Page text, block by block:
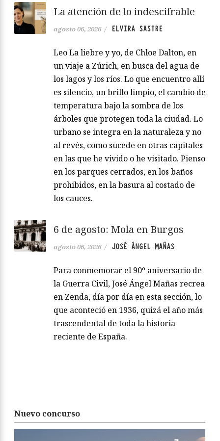
La atención de lo indescifrable
agosto 06, 2026 / ELVIRA SASTRE
Leo La liebre y yo, de Chloe Dalton, en
un viaje a Zúrich, en busca del agua de
los lagos y los ríos. Lo que encuentro allí
es silencio, un brillo limpio, el cambio de
temperatura bajo la sombra de los
árboles que protegen toda la ciudad. Lo
urbano se integra en la naturaleza y no
al revés, como sucede en otras capitales
en las que he vivido o he visitado. Pienso
en los parques cerrados, en los baños
prohibidos, en la basura al costado de
los cauces.
6 de agosto: Mola en Burgos
agosto 06, 2026 / JOSÉ ÁNGEL MAÑAS
Para conmemorar el 90º aniversario de
la Guerra Civil, José Ángel Mañas recrea
en Zenda, día por día en esta sección, lo
que aconteció en 1936, quizá el año más
trascendental de toda la historia
reciente de España.
Nuevo concurso